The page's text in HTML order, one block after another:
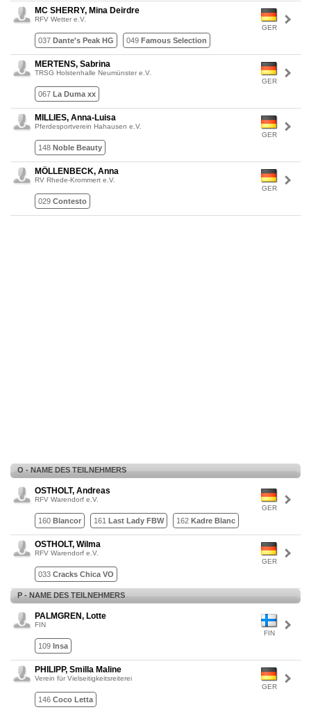
GER
MC SHERRY, Mina Deirdre
RFV Wetter e.V.
037 Dante's Peak HG 049 Famous Selection
GER
MERTENS, Sabrina
TRSG Holstenhalle Neumünster e.V.
067 La Duma xx
GER
MILLIES, Anna-Luisa
Pferdesportverein Hahausen e.V.
148 Noble Beauty
GER
MÖLLENBECK, Anna
RV Rhede-Krommert e.V.
029 Contesto
O - NAME DES TEILNEHMERS
GER
OSTHOLT, Andreas
RFV Warendorf e.V.
160 Blancor 161 Last Lady FBW 162 Kadre Blanc
GER
OSTHOLT, Wilma
RFV Warendorf e.V.
033 Cracks Chica VO
P - NAME DES TEILNEHMERS
FIN
PALMGREN, Lotte
FIN
109 Insa
GER
PHILIPP, Smilla Maline
Verein für Vielseitigkeitsreiterei
146 Coco Letta